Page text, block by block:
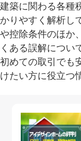
建築に関わる各種
かりやすく解析し
や控除条件のほか
くある誤解につい
初めての取引でも
けたい方に役立つ